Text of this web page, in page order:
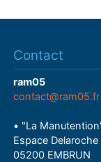
Contact
ram05
contact@ram05.fr
• "La
Espace Delaroche
05200 EMBRUN